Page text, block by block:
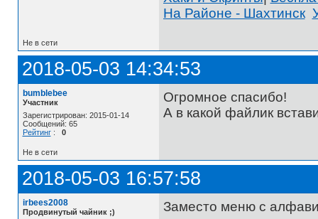
На Районе - Шахтинск
Не в сети
2018-05-03 14:34:53
bumblebee
Участник
Зарегистрирован: 2015-01-14
Сообщений: 65
Рейтинг: 0
Огромное спасибо!
А в какой файлик
Не в сети
2018-05-03 16:57:58
irbees2008
Продвинутый чайник ;) Заместо меню с